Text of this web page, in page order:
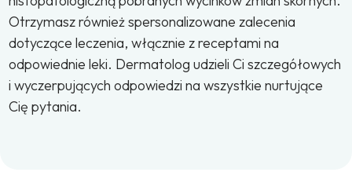
Otrzymasz również spersonalizowane zalecenia
dotyczące leczenia, włącznie z receptami na
odpowiednie leki. Dermatolog udzieli Ci szczegółowych
i wyczerpujących odpowiedzi na wszystkie nurtujące
Cię pytania.